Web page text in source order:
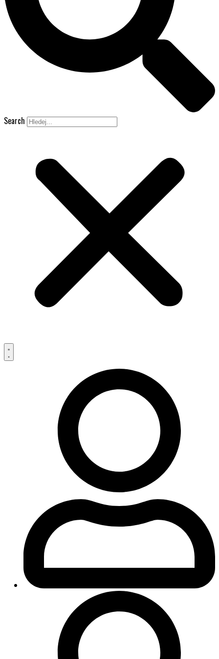
Search